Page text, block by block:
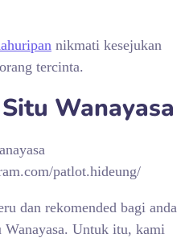
nikmati kesejukan
tercinta.
Situ Wanayasa
patlot.hideung/
dan rekomended bagi anda
Untuk itu, kami